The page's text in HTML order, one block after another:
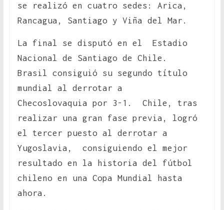
se realizó en cuatro sedes: Arica,
Rancagua, Santiago y Viña del Mar.
La final se disputó en el Estadio
Nacional de Santiago de Chile.
Brasil consiguió su segundo título
mundial al derrotar a
Checoslovaquia por 3-1. Chile, tras
realizar una gran fase previa, logró
el tercer puesto al derrotar a
Yugoslavia, consiguiendo el mejor
resultado en la historia del fútbol
chileno en una Copa Mundial hasta
ahora.